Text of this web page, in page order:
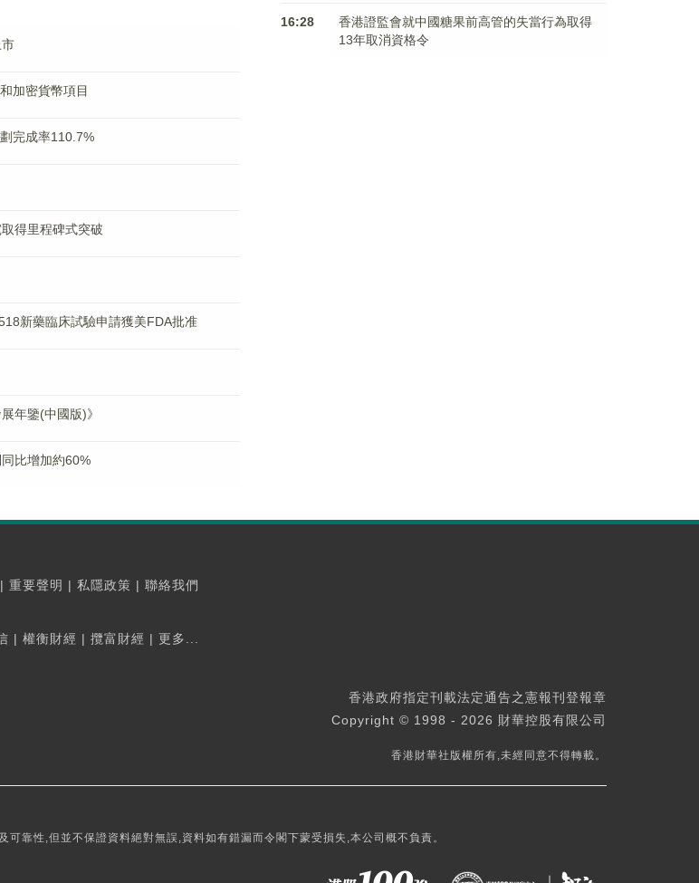
加密貨幣項目
完成率110.7%
得里程碑式突破
新藥臨床試驗申請獲美FDA批准
年鑒(中國版)》
比增加約60%
16:28
香港證監會就中國糖果前高管的失當行為取得
13年取消資格令
| 重要聲明 | 私隱政策 | 聯絡我們
| 權衡財經 | 攬富財經 | 更多...
香港政府指定刊載法定通告之憲報刊登報章
Copyright © 1998 - 2026 財華控股有限公司
香港財華社版權所有,未經同意不得轉載。
靠性,但並不保證資料絕對無誤,資料如有錯漏而令閣下蒙受損失,本公司概不負責。